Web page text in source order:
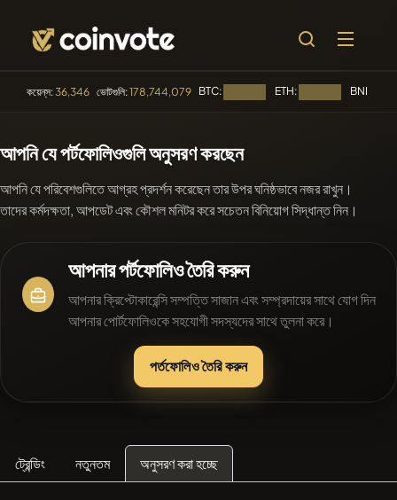
কয়েন্‌স:36,346 ভোটগুলি:178,744,079 BTC: ETH: BNB:
#2110
Boss cat BCT
BullSync BULLSYNC
#1089
🔎 সাম্প্রতিক
কোনো কয়েন নেই
আপনি যে পর্টফোলিওগুলি অনুসরণ করছেন
আপনি যে পরিবেশগুলিতে আগ্রহ প্রদর্শন করেছেন তার উপর ঘনিষ্ঠভাবে নজর রাখুন।
তাদের কর্মদক্ষতা, আপডেট এবং কৌশল মনিটর করে সচেতন বিনিয়োগ সিদ্ধান্ত নিন।
আপনার পর্টফোলিও তৈরি করুন
আপনার ক্রিপ্টোকারেন্সি সম্পত্তি সাজান এবং সম্প্রদায়ের সাথে যোগ দিন
আপনার পোর্টফোলিওকে সহযোগী সদস্যদের সাথে তুলনা করে।
পর্তফোলিও তৈরি করুন
ট্রেন্ডিং নতুনতম অনুসরণ করা হচ্ছে